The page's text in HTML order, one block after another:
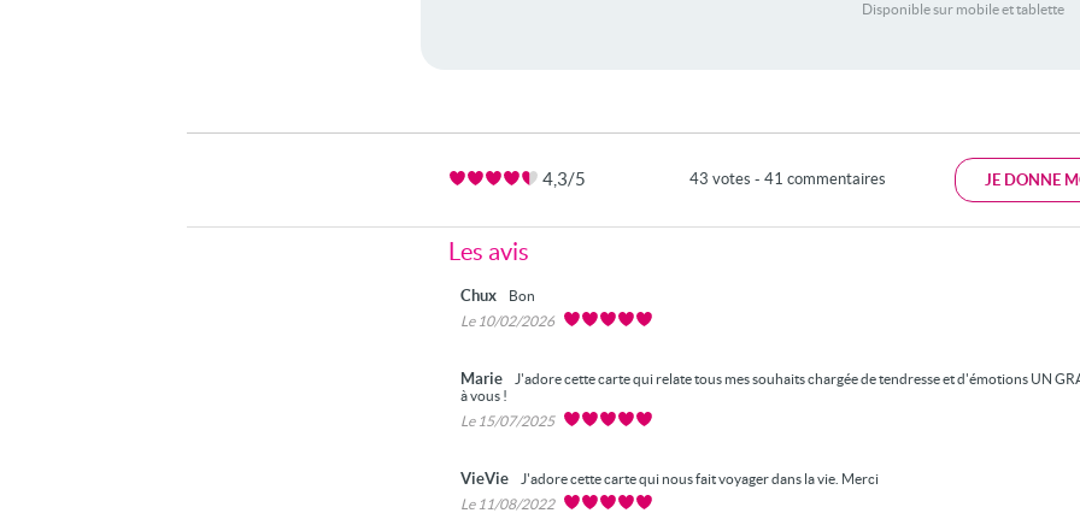
Disponible sur mobile et tablette
4,3/5 43 votes - 41 commentaires JE DONNE
Les avis
Chux
Bon
Le 10/02/2026
Marie
J'adore cette carte qui relate tous mes souhaits chargée de tendresse et d'émotions UN
à vous !
Le 15/07/2025
VieVie
J'adore cette carte qui nous fait voyager dans la vie. Merci
Le 11/08/2022